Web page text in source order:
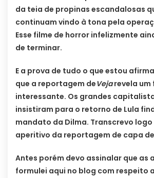
da teia de propinas escandalosas
continuam vindo à tona pela
Esse filme de horror infelizmente
de terminar.
E a prova de tudo o que estou
que a reportagem deVejarevela
interessante. Os grandes
insistiram para o retorno de Lula
mandato da Dilma. Transcrevo logo
aperitivo da reportagem de capa
Antes porém devo assinalar que as
formulei aqui no blog com respeito